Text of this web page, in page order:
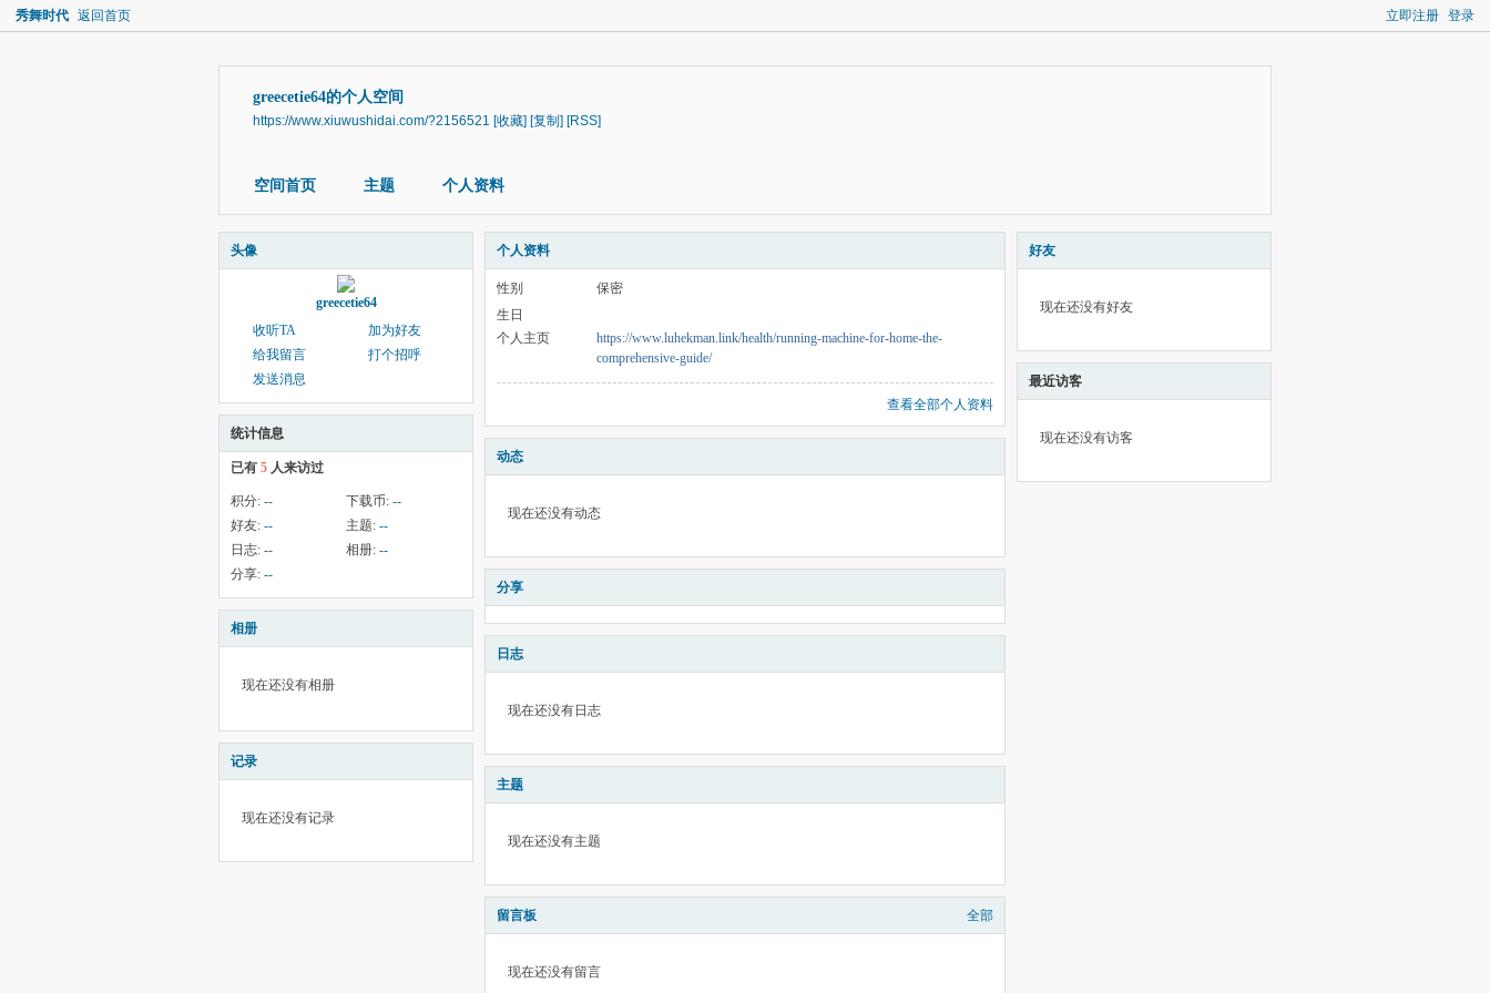
立即注册 登录
秀舞时代 返回首页
greecetie64的个人空间
https://www.xiuwushidai.com/?2156521 [收藏] [复制] [RSS]
空间首页 主题 个人资料
头像
greecetie64
收听TA
加为好友
给我留言
打个招呼
发送消息
统计信息
已有 5 人来访过
积分: -- 下载币: --
好友: -- 主题: --
日志: -- 相册: --
分享: --
相册
现在还没有相册
记录
现在还没有记录
个人资料
性别
保密
生日
个人主页
https://www.luhekman.link/health/running-machine-for-home-the-
comprehensive-guide/
查看全部个人资料
动态
现在还没有动态
分享
日志
现在还没有日志
主题
现在还没有主题
留言板 全部
现在还没有留言
好友
现在还没有好友
最近访客
现在还没有访客